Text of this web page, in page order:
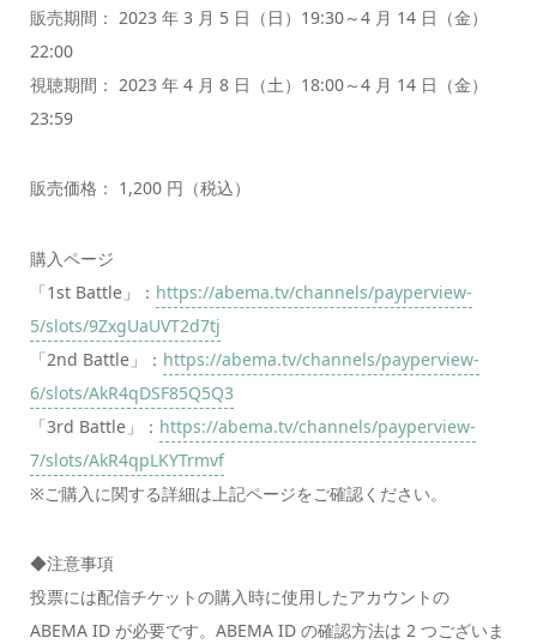
販売期間： 2023 年 3 月 5 日（日）19:30～4 月 14 日（金）
22:00
視聴期間： 2023 年 4 月 8 日（土）18:00～4 月 14 日（金）
23:59
販売価格： 1,200 円（税込）
購入ページ
「1st Battle」： https://abema.tv/channels/payperview-
5/slots/9ZxgUaUVT2d7tj
「2nd Battle」： https://abema.tv/channels/payperview-
6/slots/AkR4qDSF85Q5Q3
「3rd Battle」： https://abema.tv/channels/payperview-
7/slots/AkR4qpLKYTrmvf
※ご購入に関する詳細は上記ページをご確認ください。
◆注意事項
投票には配信チケットの購入時に使用したアカウントの
ABEMA ID が必要です。ABEMA ID の確認方法は 2 つございま